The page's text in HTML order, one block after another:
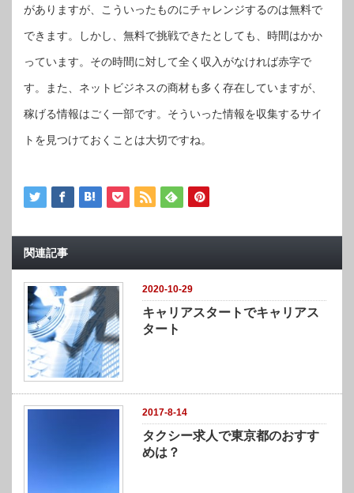
がありますが、こういったものにチャレンジするのは無料で
できます。しかし、無料で挑戦できたとしても、時間はかか
っています。その時間に対して全く収入がなければ赤字で
す。また、ネットビジネスの商材も多く存在していますが、
稼げる情報はごく一部です。そういった情報を収集するサイ
トを見つけておくことは大切ですね。
関連記事
2020-10-29
キャリアスタートでキャリアス
タート
2017-8-14
タクシー求人で東京都のおすす
めは？